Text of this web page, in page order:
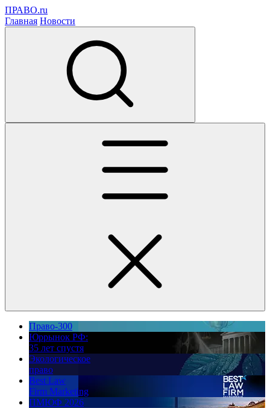
ПРАВО.ru
Главная Новости
Право-300
Юррынок РФ:
35 лет спустя
Экологическое
право
Best Law
Firm Marketing
ПМЮФ 2026